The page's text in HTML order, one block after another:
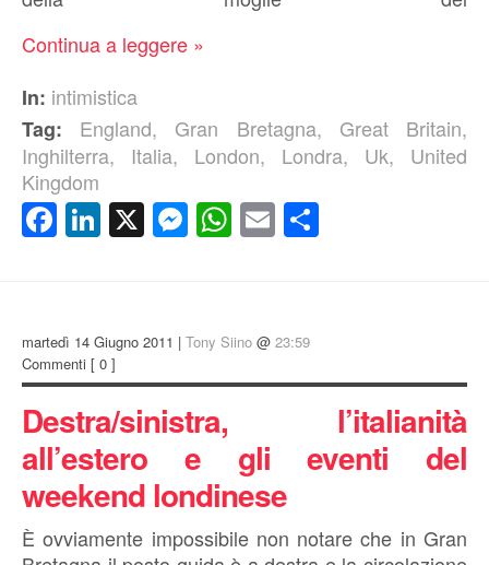
Continua a leggere »
In: intimistica
Tag:
England, Gran Bretagna, Great Britain,
Inghilterra, Italia, London, Londra, Uk, United
Kingdom
Facebook
LinkedIn
X Messenger
WhatsApp
Email
martedì 14 Giugno 2011 | Tony Siino @ 23:59
Commenti [ 0 ]
Destra/sinistra, l’italianità
all’estero e gli eventi del
weekend londinese
È ovviamente impossibile non notare che in Gran